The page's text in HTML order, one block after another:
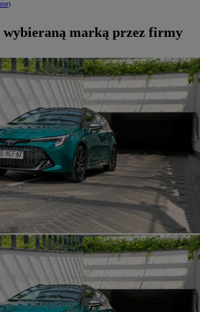
wybieraną marką przez firmy